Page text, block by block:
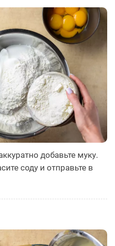
добавьте муку.
соду и отправьте в